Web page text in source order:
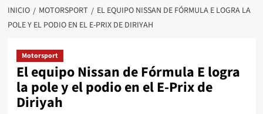
INICIO MOTORSPORT
EL EQUIPO NISSAN DE FÓRMULA E LOGRA LA
POLE Y EL PODIO EN EL E-PRIX DE DIRIYAH
Motorsport
El equipo Nissan de Fórmula E logra
la pole y el podio en el E-Prix de
Diriyah